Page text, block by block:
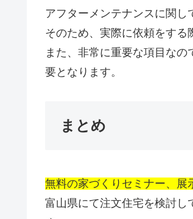
アフターメンテナンスに関し
そのため、実際に依頼をする
また、非常に重要な項目な
要となります。
まとめ
無料の家づくりセミナー、展
富山県にて注文住宅を検討し